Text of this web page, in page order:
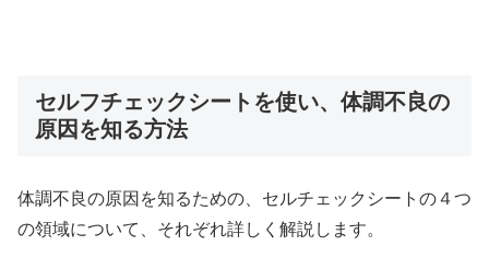
セルフチェックシートを使い、体調不良の
原因を知る方法
体調不良の原因を知るための、セルチェックシートの４つ
の領域について、それぞれ詳しく解説します。